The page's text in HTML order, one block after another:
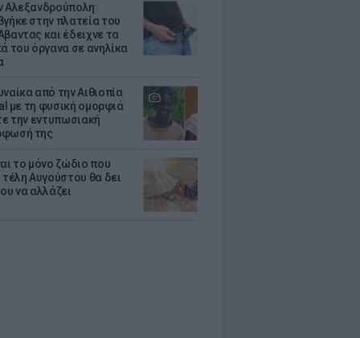
Αλεξανδρούπολη:
στην πλατεία του
και έδειχνε τα
του όργανα σε ανηλίκα
από την Αιθιοπία
με τη φυσική ομορφιά
την εντυπωσιακή
της
το μόνο ζώδιο που
τέλη Αυγούστου θα δει
να αλλάζει